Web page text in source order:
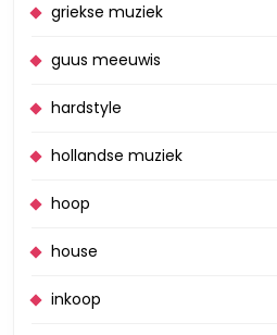
griekse muziek
guus meeuwis
hardstyle
hollandse muziek
hoop
house
inkoop